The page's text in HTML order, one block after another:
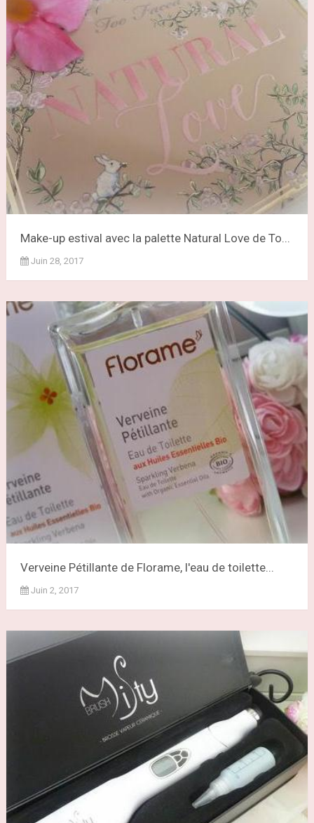
Make-up estival avec la palette Natural Love de To...
Juin 28, 2017
Verveine Pétillante de Florame, l'eau de toilette...
Juin 2, 2017